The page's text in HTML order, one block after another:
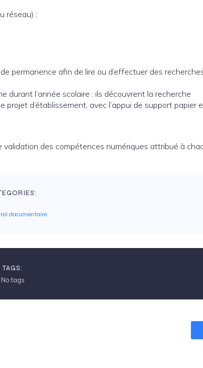
réseau) ;
permanence afin de lire ou d’effectuer des
durant l’année scolaire : ils découvrent la recherche
d’établissement, avec l’appui de support papier
des compétences numériques attribué à
documentaire
TAGS:
No tags